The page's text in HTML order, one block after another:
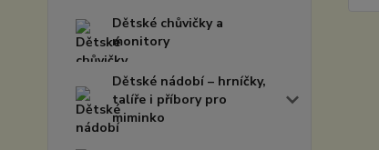
Dětské chůvičky a
monitory
Dětské nádobí – hrníčky,
talíře i příbory pro
miminko